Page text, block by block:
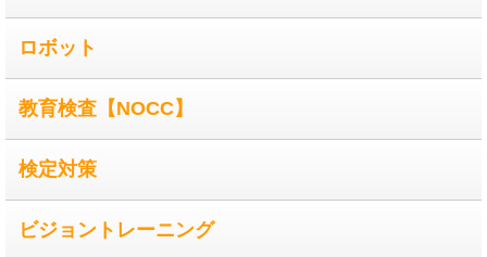
ロボット
教育検査【NOCC】
検定対策
ビジョントレーニング